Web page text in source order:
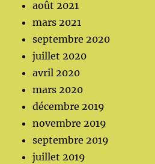
août 2021
mars 2021
septembre 2020
juillet 2020
avril 2020
mars 2020
décembre 2019
novembre 2019
septembre 2019
juillet 2019